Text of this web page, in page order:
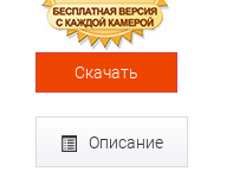
Скачать
Описание